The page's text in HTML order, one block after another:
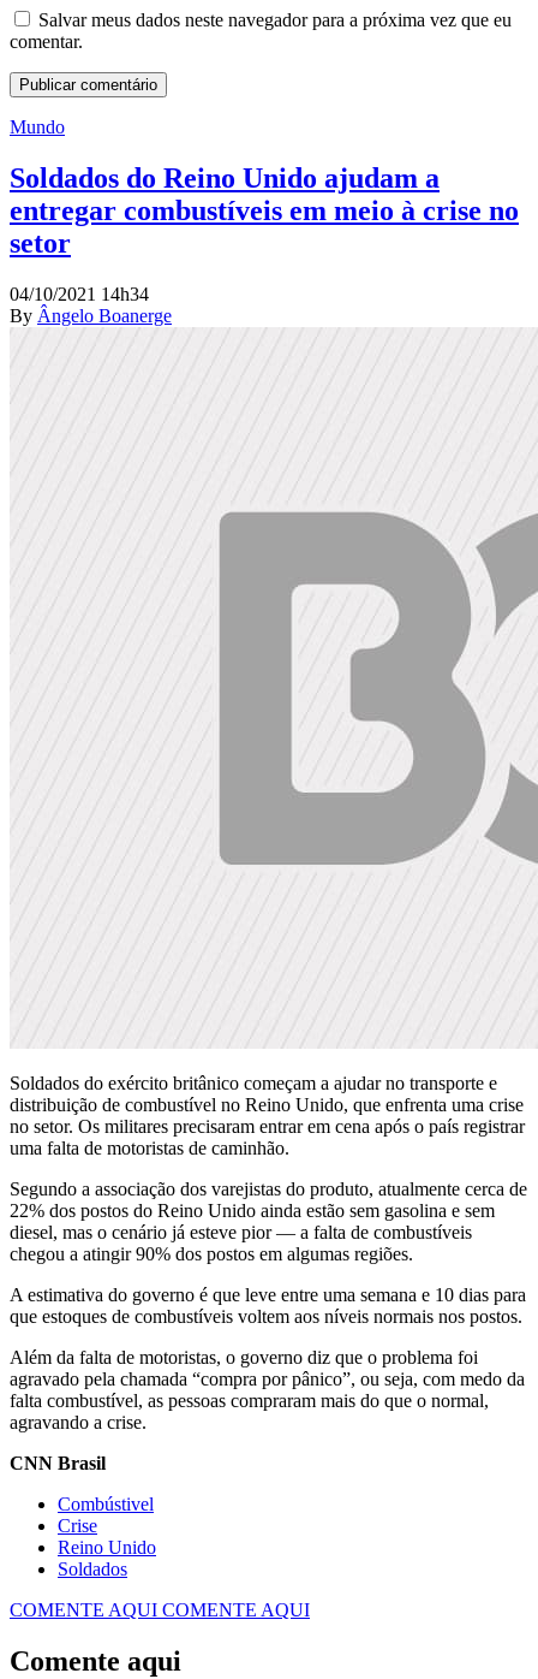
Salvar meus dados neste navegador para a próxima vez que eu
comentar.
Mundo
Soldados do Reino Unido ajudam a
entregar combustíveis em meio à crise no
setor
04/10/2021 14h34
By Ângelo Boanerge
Soldados do exército britânico começam a ajudar no transporte e
distribuição de combustível no Reino Unido, que enfrenta uma crise
no setor. Os militares precisaram entrar em cena após o país registrar
uma falta de motoristas de caminhão.
Segundo a associação dos varejistas do produto, atualmente cerca de
22% dos postos do Reino Unido ainda estão sem gasolina e sem
diesel, mas o cenário já esteve pior — a falta de combustíveis
chegou a atingir 90% dos postos em algumas regiões.
A estimativa do governo é que leve entre uma semana e 10 dias para
que estoques de combustíveis voltem aos níveis normais nos postos.
Além da falta de motoristas, o governo diz que o problema foi
agravado pela chamada “compra por pânico”, ou seja, com medo da
falta combustível, as pessoas compraram mais do que o normal,
agravando a crise.
CNN Brasil
Combústivel
Crise
Reino Unido
Soldados
COMENTE AQUI COMENTE AQUI
Comente aqui